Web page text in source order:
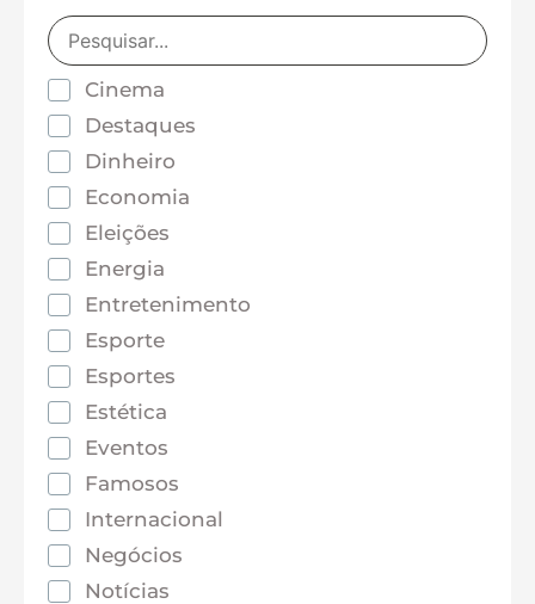
Cinema
Destaques
Dinheiro
Economia
Eleições
Energia
Entretenimento
Esporte
Esportes
Estética
Eventos
Famosos
Internacional
Negócios
Notícias